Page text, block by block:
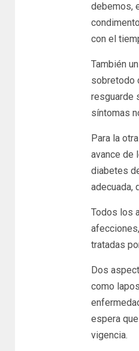
debemos,
con el
También
sobretodo
resguarde
síntomas
Para la
avance de
diabetes
adecuada,
Todos los
tratadas
Dos
como
espera
vigencia.